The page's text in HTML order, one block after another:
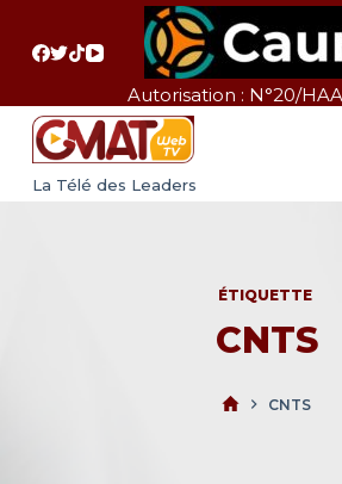
a
Autorisation : N°20/
La Télé des Leaders
ÉTIQUETTE
CNTS
CNTS